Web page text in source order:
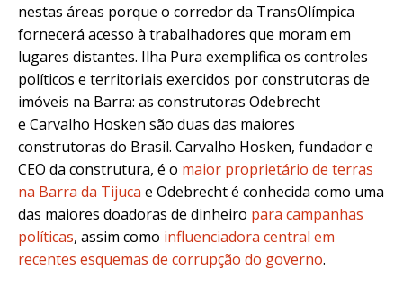
nestas áreas porque o corredor da TransOlímpica
fornecerá acesso à trabalhadores que moram em
lugares distantes. Ilha Pura exemplifica os controles
políticos e territoriais exercidos por construtoras de
imóveis na Barra: as construtoras Odebrecht
e Carvalho Hosken são duas das maiores
construtoras do Brasil. Carvalho Hosken, fundador e
CEO da construtura, é o maior proprietário de terras
na Barra da Tijuca e Odebrecht é conhecida como uma
das maiores doadoras de dinheiro para campanhas
políticas, assim como influenciadora central em
recentes esquemas de corrupção do governo.